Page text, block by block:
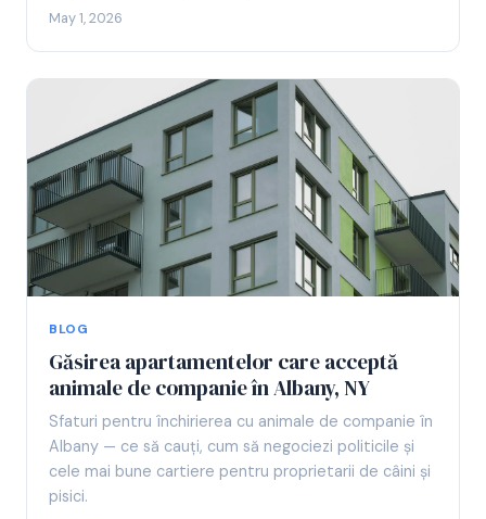
May 1, 2026
BLOG
Găsirea apartamentelor care acceptă
animale de companie în Albany, NY
Sfaturi pentru închirierea cu animale de companie în
Albany — ce să cauți, cum să negociezi politicile și
cele mai bune cartiere pentru proprietarii de câini și
pisici.